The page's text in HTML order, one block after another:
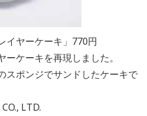
イヤーケーキ」770円
ケーキを再現しました。
スポンジでサンドしたケーキで
LTD.